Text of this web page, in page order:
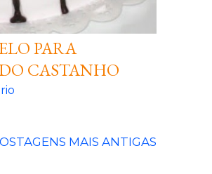
PARA
CASTANHO
MAIS ANTIGAS